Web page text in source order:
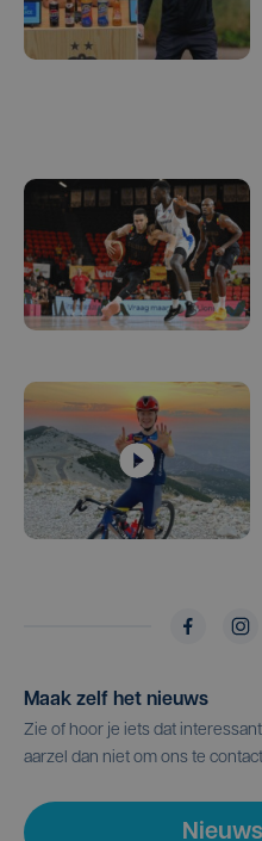
Maak zelf het nieuws
Zie of hoor je iets dat
aarzel dan niet om ons te